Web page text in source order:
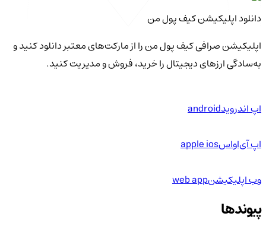
دانلود اپلیکیشن کیف‌ پول من
اپلیکیشن صرافی کیف پول من را از مارکت‌های معتبر دانلود کنید و
به‌سادگی ارزهای دیجیتال را خرید، فروش و مدیریت کنید.
اپ اندرویدandroid
اپ آی‌او‌اسapple ios
وب اپلیکیشنweb app
پیوندها